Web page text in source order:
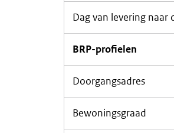
Dag van levering naar
BRP-profielen
Doorgangsadres
Bewoningsgraad